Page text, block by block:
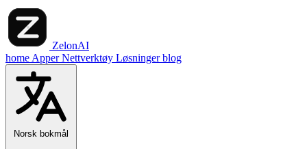
ZelonAI
home ApperNettverktøy Løsningerblog
Norsk bokmål